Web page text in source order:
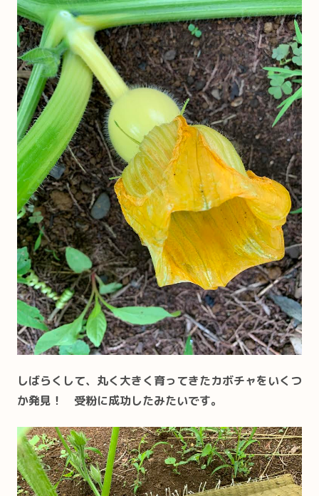
しばらくして、丸く大きく育ってきたカボチャをいくつ
か発見！ 受粉に成功したみたいです。